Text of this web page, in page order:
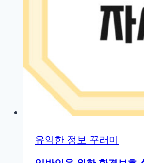
유익한 정보 꾸러미